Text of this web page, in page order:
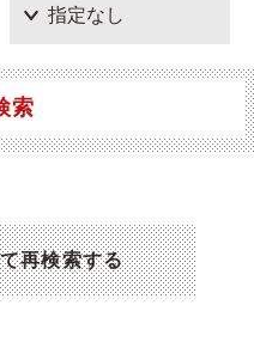
索
再検索する